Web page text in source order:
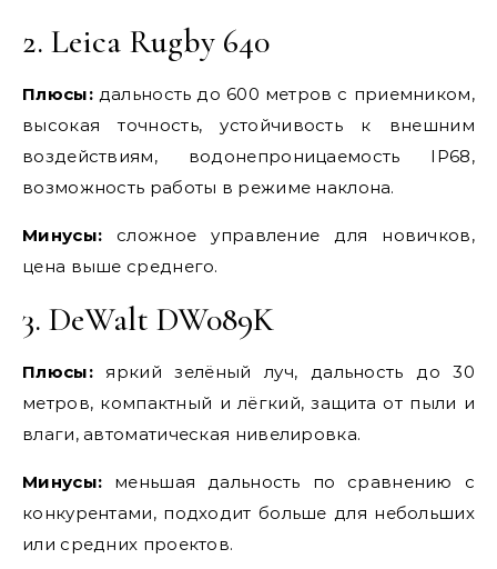
2. Leica Rugby 640
Плюсы:дальность до 600 метров с приемником,
высокая точность, устойчивость к внешним
воздействиям, водонепроницаемость IP68,
возможность работы в режиме наклона.
Минусы: сложное управление для новичков,
цена выше среднего.
3. DeWalt DW089K
Плюсы:яркий зелёный луч, дальность до 30
метров, компактный и лёгкий, защита от пыли и
влаги, автоматическая нивелировка.
Минусы: меньшая дальность по сравнению с
конкурентами, подходит больше для небольших
или средних проектов.